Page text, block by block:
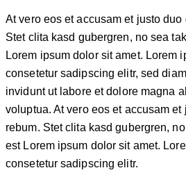
At vero eos et accusam et justo
Stet clita kasd gubergren, no sea
Lorem ipsum dolor sit amet. Lorem
consetetur sadipscing elitr, sed
invidunt ut labore et dolore magna
voluptua. At vero eos et accusam
rebum. Stet clita kasd gubergren,
est Lorem ipsum dolor sit amet.
consetetur sadipscing elitr.